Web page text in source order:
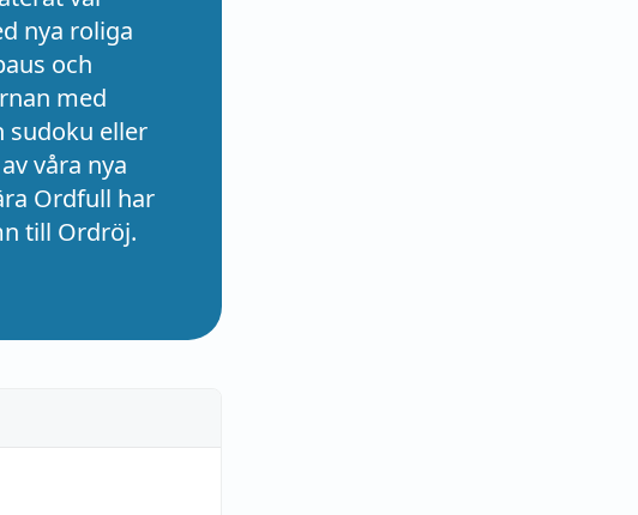
nya roliga
och
med
sudoku eller
våra nya
Ordfull har
till Ordröj.